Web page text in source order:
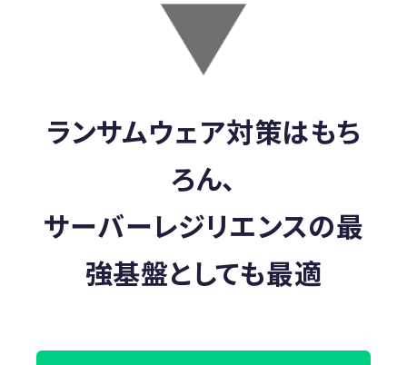
ランサムウェア対策はもち
ろん、
サーバーレジリエンスの最
強基盤としても最適